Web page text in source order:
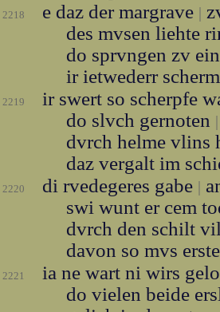
2218 e daz der margrave |
des mvsen liehte
do sprvngen zv
ir ietwederr
2219
ir swert so scherpfe
do slvch gernoten |
dvrch helme vlins
daz vergalt im
2220 di rvedegeres gabe |
swi wunt er cem
dvrch den schilt
davon so mvs
2221
ia ne wart ni wirs
do vielen beide